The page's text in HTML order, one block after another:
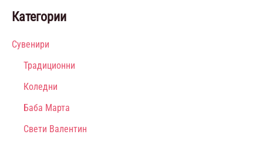
Категории
Сувенири
Традиционни
Коледни
Баба Марта
Свети Валентин